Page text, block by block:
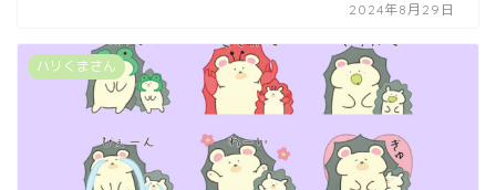
2024年8月29日
ハリくまさん